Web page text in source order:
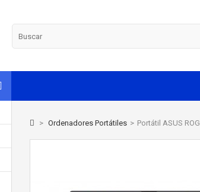
> Ordenadores Portátiles > Portátil ASUS